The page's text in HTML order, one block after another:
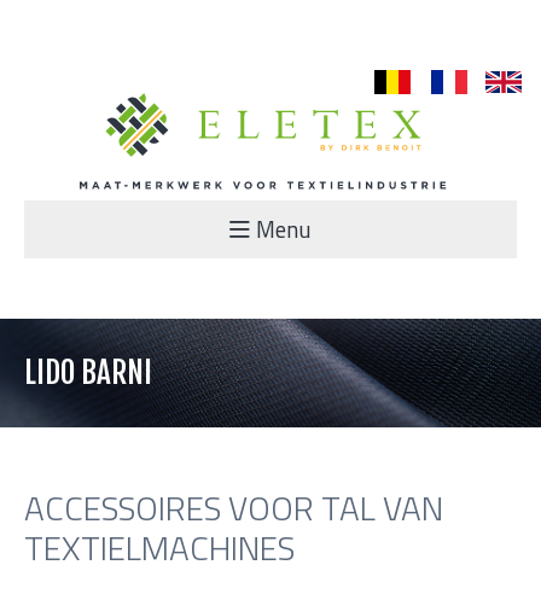
en
Menu
LIDO BARNI
ACCESSOIRES VOOR TAL VAN
TEXTIELMACHINES